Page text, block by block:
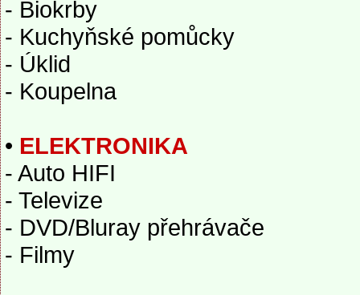
- Biokrby
- Kuchyňské pomůcky
- Úklid
- Koupelna
• ELEKTRONIKA
- Auto HIFI
- Televize
- DVD/Bluray přehrávače
- Filmy